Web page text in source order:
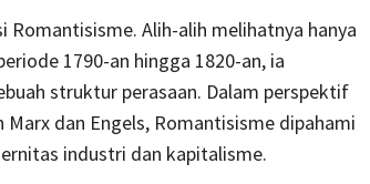
Romantisisme. Alih-alih melihatnya hanya
1790-an hingga 1820-an, ia
struktur perasaan. Dalam perspektif
dan Engels, Romantisisme dipahami
industri dan kapitalisme.